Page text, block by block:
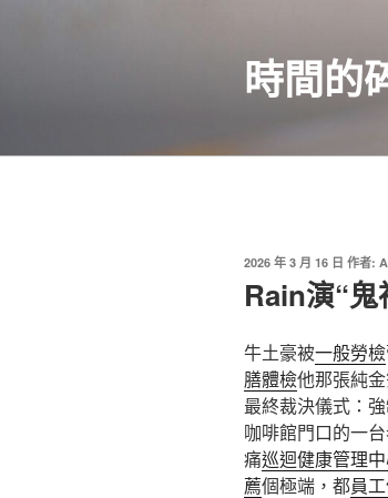
時間的
發
於
2026 年 3 月 16 日 作者:
Rain演“
牛土豪被一般勞檢
膳體檢他那張純
最終裁決儀式：
咖啡館門口的一
痛巡迴健康管理
薦個極端，都員